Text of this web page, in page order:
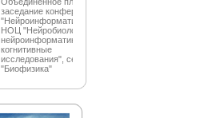
заседание конференции
"Нейроинформатика-2011",
НОЦ "Нейробиология,
нейроинформатика и
когнитивные
исследования", секция
"Биофизика"